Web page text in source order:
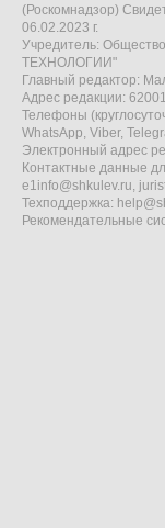
(Роскомнадзор)
06.02.2023 г.
Учредитель:
ТЕХНОЛОГИИ"
Главный редактор:
Адрес редакции:
Телефоны
WhatsApp, Viber,
Электронный адрес
Контактные данные
e1info@shkulev.ru,
Техподдержка:
Рекомендательные